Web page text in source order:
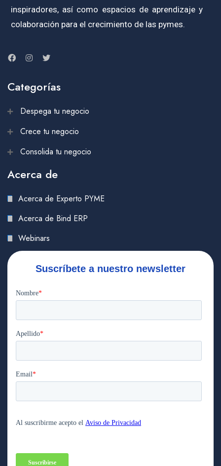
inspiradores, así como espacios de aprendizaje y
colaboración para el crecimiento de las pymes.
Categorías
Despega tu negocio
Crece tu negocio
Consolida tu negocio
Acerca de
Acerca de Experto PYME
Acerca de Bind ERP
Webinars
Suscríbete a nuestro newsletter